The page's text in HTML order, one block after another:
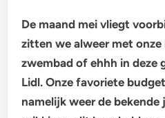
De maand mei vliegt
zitten we alweer met
zwembad of ehhh in deze
Lidl. Onze favoriete
namelijk weer de bekende